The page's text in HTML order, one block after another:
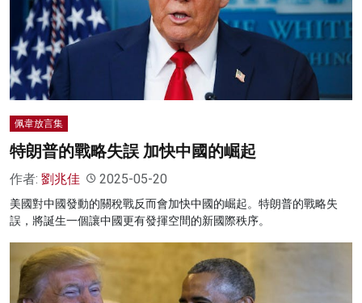
佩韋放言集
特朗普的戰略失誤 加快中國的崛起
作者: 劉兆佳 2025-05-20
美國對中國發動的關稅戰反而會加快中國的崛起。特朗普的戰略失
誤，將誕生一個讓中國更有發揮空間的新國際秩序。